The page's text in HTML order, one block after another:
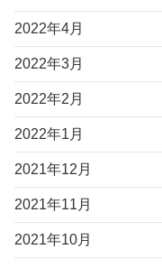
2022年4月
2022年3月
2022年2月
2022年1月
2021年12月
2021年11月
2021年10月